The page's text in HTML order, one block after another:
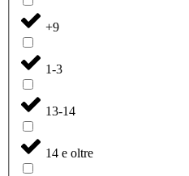
+9
1-3
13-14
14 e oltre